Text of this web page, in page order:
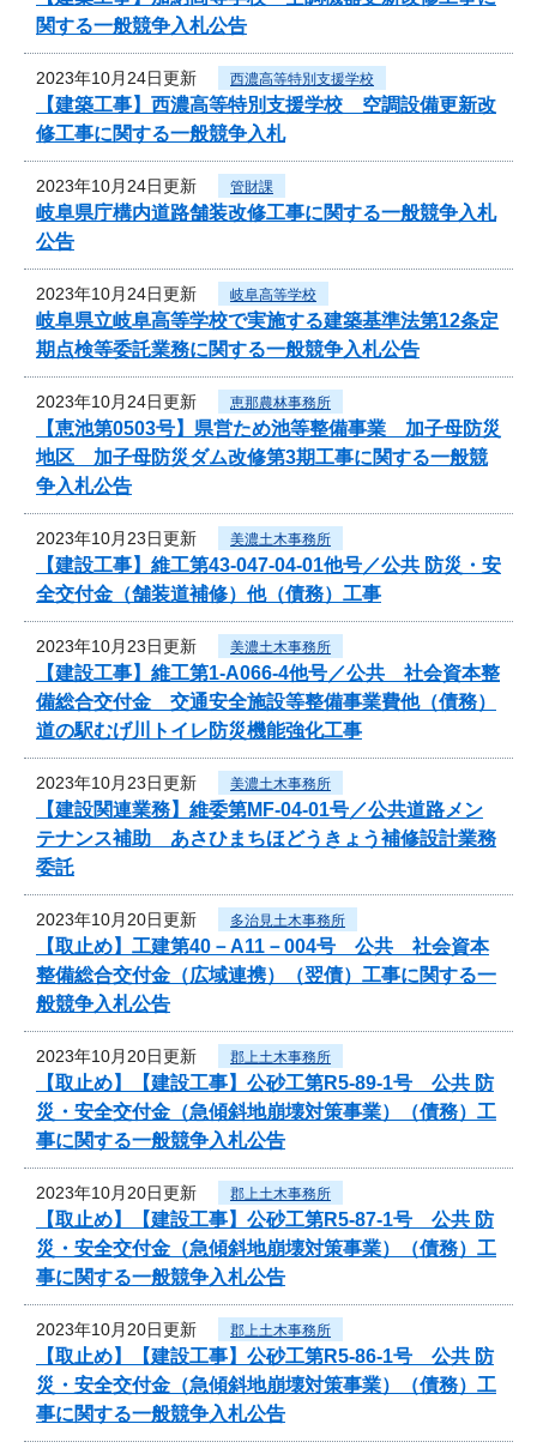
関する一般競争入札公告
2023年10月24日更新 西濃高等特別支援学校
【建築工事】西濃高等特別支援学校 空調設備更新改
修工事に関する一般競争入札
2023年10月24日更新 管財課
岐阜県庁構内道路舗装改修工事に関する一般競争入札
公告
2023年10月24日更新 岐阜高等学校
岐阜県立岐阜高等学校で実施する建築基準法第12条定
期点検等委託業務に関する一般競争入札公告
2023年10月24日更新 恵那農林事務所
【恵池第0503号】県営ため池等整備事業 加子母防災
地区 加子母防災ダム改修第3期工事に関する一般競
争入札公告
2023年10月23日更新 美濃土木事務所
【建設工事】維工第43-047-04-01他号／公共 防災・安
全交付金（舗装道補修）他（債務）工事
2023年10月23日更新 美濃土木事務所
【建設工事】維工第1-A066-4他号／公共 社会資本整
備総合交付金 交通安全施設等整備事業費他（債務）
道の駅むげ川トイレ防災機能強化工事
2023年10月23日更新 美濃土木事務所
【建設関連業務】維委第MF-04-01号／公共道路メン
テナンス補助 あさひまちほどうきょう補修設計業務
委託
2023年10月20日更新 多治見土木事務所
【取止め】工建第40－A11－004号 公共 社会資本
整備総合交付金（広域連携）（翌債）工事に関する一
般競争入札公告
2023年10月20日更新 郡上土木事務所
【取止め】【建設工事】公砂工第R5-89-1号 公共 防
災・安全交付金（急傾斜地崩壊対策事業）（債務）工
事に関する一般競争入札公告
2023年10月20日更新 郡上土木事務所
【取止め】【建設工事】公砂工第R5-87-1号 公共 防
災・安全交付金（急傾斜地崩壊対策事業）（債務）工
事に関する一般競争入札公告
2023年10月20日更新 郡上土木事務所
【取止め】【建設工事】公砂工第R5-86-1号 公共 防
災・安全交付金（急傾斜地崩壊対策事業）（債務）工
事に関する一般競争入札公告